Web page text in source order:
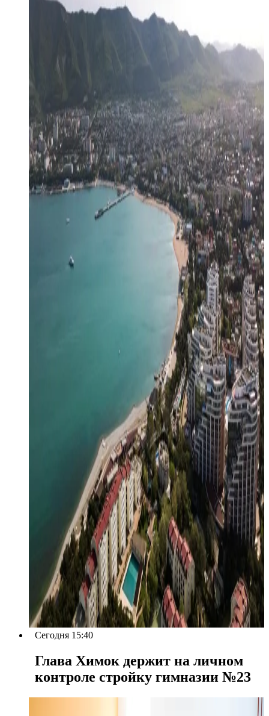
Сегодня 15:40
Глава Химок держит на личном
контроле стройку гимназии №23